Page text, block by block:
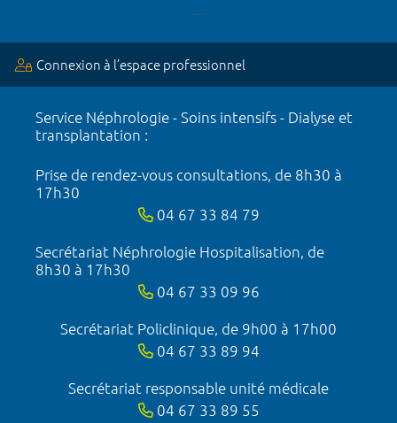
Connexion à l’espace professionnel
Service Néphrologie - Soins intensifs - Dialyse et
transplantation :
Prise de rendez-vous consultations, de 8h30 à
17h30
04 67 33 84 79
Secrétariat Néphrologie Hospitalisation, de
8h30 à 17h30
04 67 33 09 96
Secrétariat Policlinique, de 9h00 à 17h00
04 67 33 89 94
Secrétariat responsable unité médicale
04 67 33 89 55